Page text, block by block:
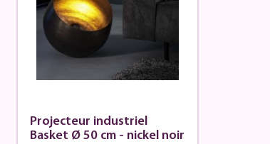
Projecteur industriel
Basket Ø 50 cm - nickel noir